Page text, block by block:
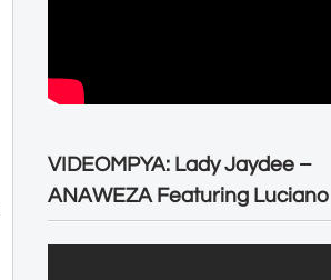
VIDEOMPYA: Lady Jaydee –
ANAWEZA Featuring Luciano